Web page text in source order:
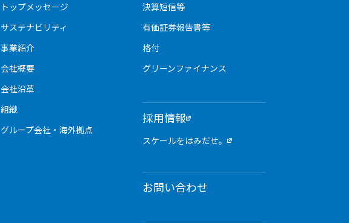
トップメッセージ
サステナビリティ
事業紹介
会社概要
会社沿革
組織
グループ会社・海外拠点
決算短信等
有価証券報告書等
格付
グリーンファイナンス
採用情報
スケールをはみだせ。
お問い合わせ